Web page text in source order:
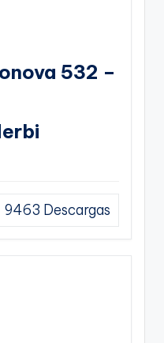
532 –
9463 Descargas